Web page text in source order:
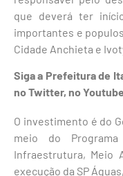
que deverá ter
importantes e
Cidade Anchieta e
Siga a Prefeitura de
noTwitter, noYoutube
O investimento é do
meio do
Infraestrutura, Meio
execução da SP